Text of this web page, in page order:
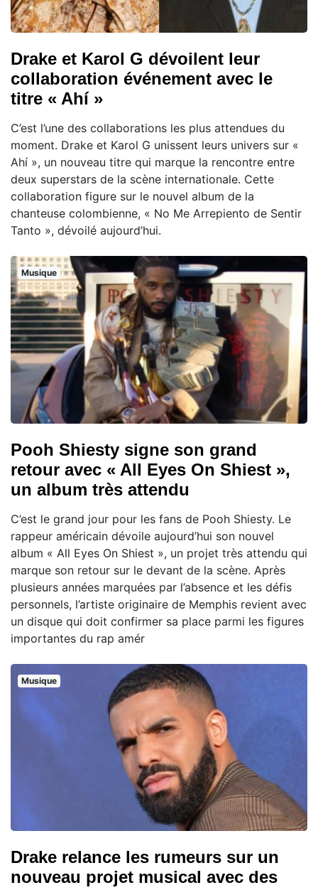
Drake et Karol G dévoilent leur
collaboration événement avec le
titre « Ahí »
C’est l’une des collaborations les plus attendues du
moment. Drake et Karol G unissent leurs univers sur «
Ahí », un nouveau titre qui marque la rencontre entre
deux superstars de la scène internationale. Cette
collaboration figure sur le nouvel album de la
chanteuse colombienne, « No Me Arrepiento de Sentir
Tanto », dévoilé aujourd’hui.
Musique
Pooh Shiesty signe son grand
retour avec « All Eyes On Shiest »,
un album très attendu
C’est le grand jour pour les fans de Pooh Shiesty. Le
rappeur américain dévoile aujourd’hui son nouvel
album « All Eyes On Shiest », un projet très attendu qui
marque son retour sur le devant de la scène. Après
plusieurs années marquées par l’absence et les défis
personnels, l’artiste originaire de Memphis revient avec
un disque qui doit confirmer sa place parmi les figures
importantes du rap amér
Musique
Drake relance les rumeurs sur un
nouveau projet musical avec des